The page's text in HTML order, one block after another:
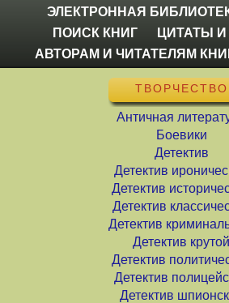
ЭЛЕКТРОННАЯ
ПОИСК КНИГ
ЦИТАТЫ
АВТОРАМ И ЧИТАТЕЛЯМ
ТВОРЧЕСТВО
Античная
Боевики
Детектив
Детектив
Детектив
Детектив
Детектив
Детектив крутой
Детектив
Детектив
Детектив